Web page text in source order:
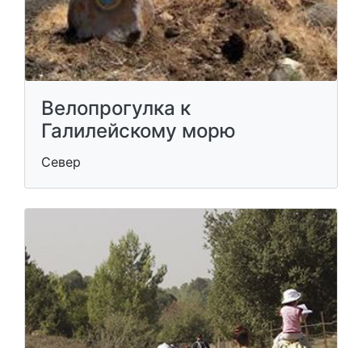
Велопрогулка к
Галилейскому морю
Север